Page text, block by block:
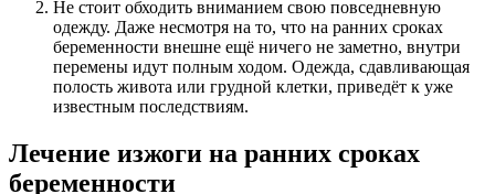
Не стоит обходить вниманием свою повседневную
одежду. Даже несмотря на то, что на ранних сроках
беременности внешне ещё ничего не заметно, внутри
перемены идут полным ходом. Одежда, сдавливающая
полость живота или грудной клетки, приведёт к уже
известным последствиям.
Лечение изжоги на ранних сроках
беременности